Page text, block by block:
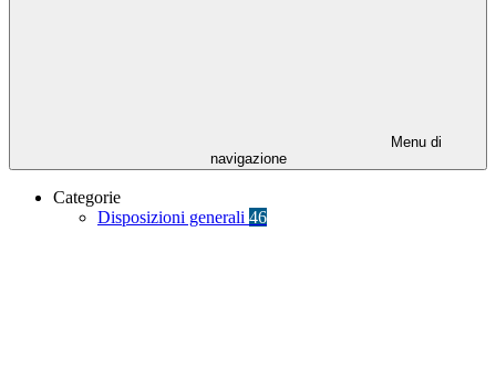
Menu di
navigazione
Categorie
Disposizioni generali 46